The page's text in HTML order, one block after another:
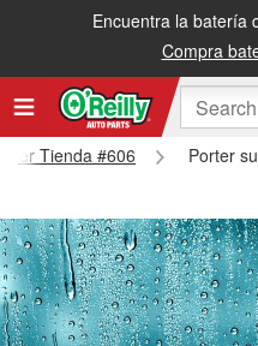
Encuentra la batería
Compra
Tienda #606
Porter